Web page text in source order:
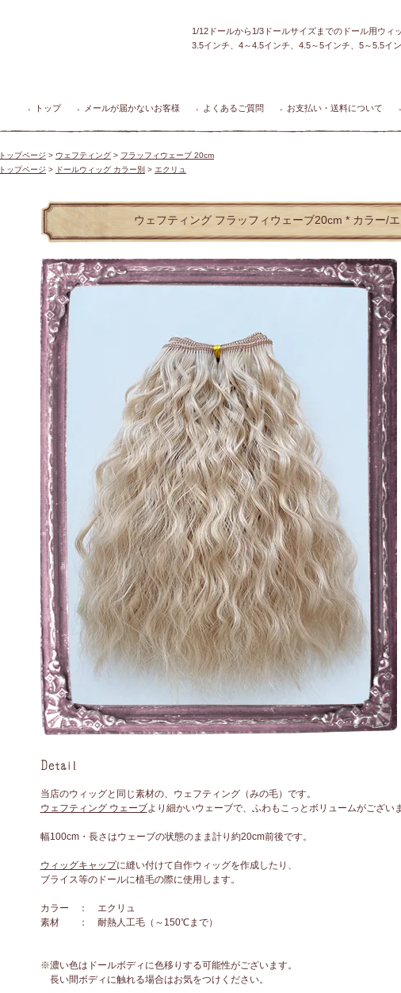
1/12ドールから1/3ドールサイズまでのドール用ウィ
3.5インチ、4～4.5インチ、4.5～5インチ、5～5.5イ
● トップ ● メールが届かないお客様 ● よくあるご質問 ● お支払い・送料について ●
トップページ > ウェフティング > フラッフィウェーブ 20cm
トップページ > ドールウィッグ カラー別 > エクリュ
ウェフティング フラッフィウェーブ20cm * カラー/エ
当店のウィッグと同じ素材の、ウェフティング（みの毛）です。
ウェフティング ウェーブより細かいウェーブで、ふわもこっとボリュームがございま
幅100cm・長さはウェーブの状態のまま計り約20cm前後です。
ウィッグキャップに縫い付けて自作ウィッグを作成したり、
ブライス等のドールに植毛の際に使用します。
カラー ： エクリュ
素材 ： 耐熱人工毛（～150℃まで）
※濃い色はドールボディに色移りする可能性がございます。
長い間ボディに触れる場合はお気をつけください。